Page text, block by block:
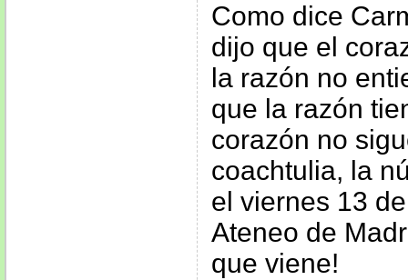
Como dice
dijo que el
la razón no
que la razón
corazón no
coachtulia, la
el viernes 13
Ateneo de
que viene!